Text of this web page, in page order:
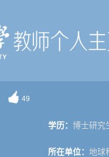
49
学历：博士研究
所在单位：地球